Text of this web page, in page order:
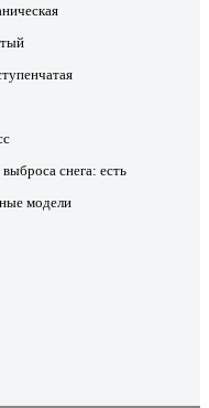
снега: есть
модели